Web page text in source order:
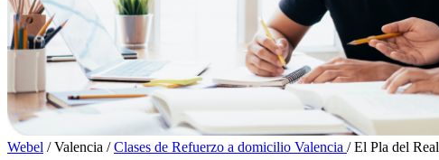
Webel / Valencia / Clases de Refuerzo a domicilio Valencia / El Pla del Real